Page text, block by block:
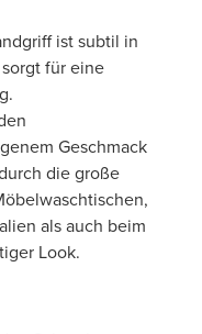
ist subtil in
für eine
Geschmack
die große
als auch beim
Look.